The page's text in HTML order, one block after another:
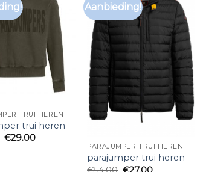
TRUI HEREN
trui heren
€29.00
Aanbieding!
PARAJUMPER TRUI HEREN
parajumper trui heren